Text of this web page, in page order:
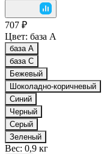
707 ₽
Цвет: база А
база А
база С
Бежевый
Шоколадно-коричневый
Синий
Черный
Серый
Зеленый
Вес: 0,9 кг